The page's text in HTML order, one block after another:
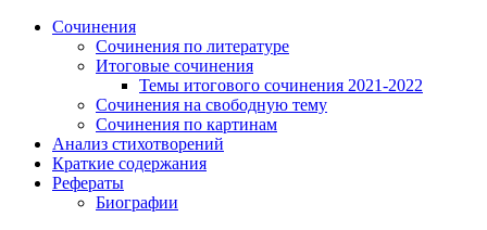
Сочинения
Сочинения по литературе
Итоговые сочинения
Темы итогового сочинения 2021-2022
Сочинения на свободную тему
Сочинения по картинам
Анализ стихотворений
Краткие содержания
Рефераты
Биографии